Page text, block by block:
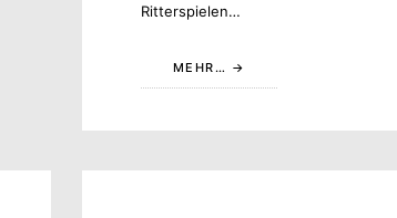
Ritterspielen…
MEHR…